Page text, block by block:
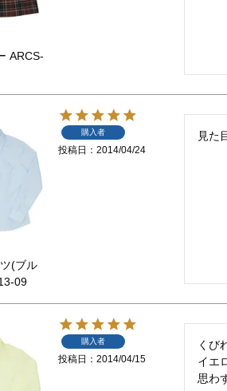
ARCS-
(ブル
09
購入者
投稿日 2014/04/24
見た
購入者
投稿日 2014/04/15
くび
イエ
思わ